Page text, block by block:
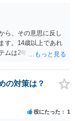
ら、その意思に反し
す。14歳以上であれ
ムは2年程度で削除さ
ない理由は不明です
うのが一番安全かと
の対策は？
役にたった 1